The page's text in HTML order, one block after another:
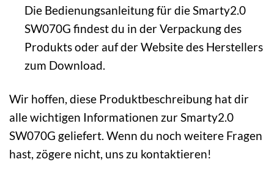
Die Bedienungsanleitung für die Smarty2.0
SW070G findest du in der Verpackung des
Produkts oder auf der Website des Herstellers
zum Download.
Wir hoffen, diese Produktbeschreibung hat dir
alle wichtigen Informationen zur Smarty2.0
SW070G geliefert. Wenn du noch weitere Fragen
hast, zögere nicht, uns zu kontaktieren!